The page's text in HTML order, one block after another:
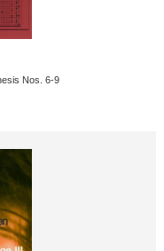
Nos. 6-9